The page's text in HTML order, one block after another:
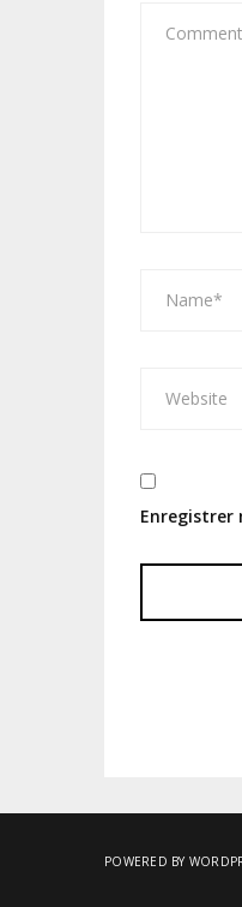
Enregistrer
POWERED BY